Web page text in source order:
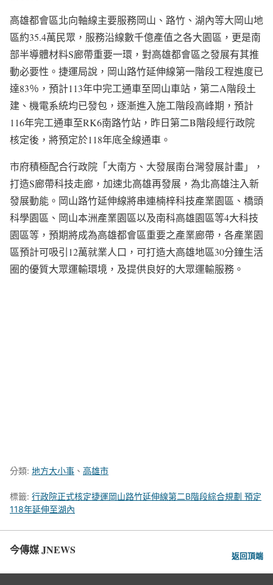
高雄都會區北向軸線主要服務岡山、路竹、湖內等大岡山地
區約35.4萬民眾，服務沿線數千億產值之各大園區，更是南
部半導體材料S廊帶重要一環，對高雄都會區之發展有其推
動必要性。捷運局說，岡山路竹延伸線第一階段工程進度已
達83％，預計113年中完工通車至岡山車站，第二A階段土
建、機電系統均已發包，逐漸進入施工階段高峰期，預計
116年完工通車至RK6南路竹站，昨日第二B階段經行政院
核定後，將預定於118年底全線通車。
市府積極配合行政院「大南方、大發展南台灣發展計畫」，
打造S廊帶科技走廊，加速北高雄再發展，為北高雄注入新
發展動能。岡山路竹延伸線將串連楠梓科技產業園區、橋頭
科學園區、岡山本洲產業園區以及南科高雄園區等4大科技
園區等，預期將成為高雄都會區重要之產業廊帶，各產業園
區預計可吸引12萬就業人口，可打造大高雄地區30分鐘生活
圈的優質大眾運輸環境，及提供良好的大眾運輸服務。
分類: 地方大小事 、 高雄市
標籤: 行政院正式核定捷運岡山路竹延伸線第二B階段綜合規劃 預定
118年延伸至湖內
今傳媒 JNEWS 返回頂端